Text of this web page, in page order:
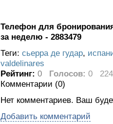
Телефон для
за неделю - 2883479
Теги: сьерра де гудар,
valdelinares
Рейтинг: 0 Голосов: 0
Комментарии (0)
Нет комментариев. Ваш
Добавить комментарий